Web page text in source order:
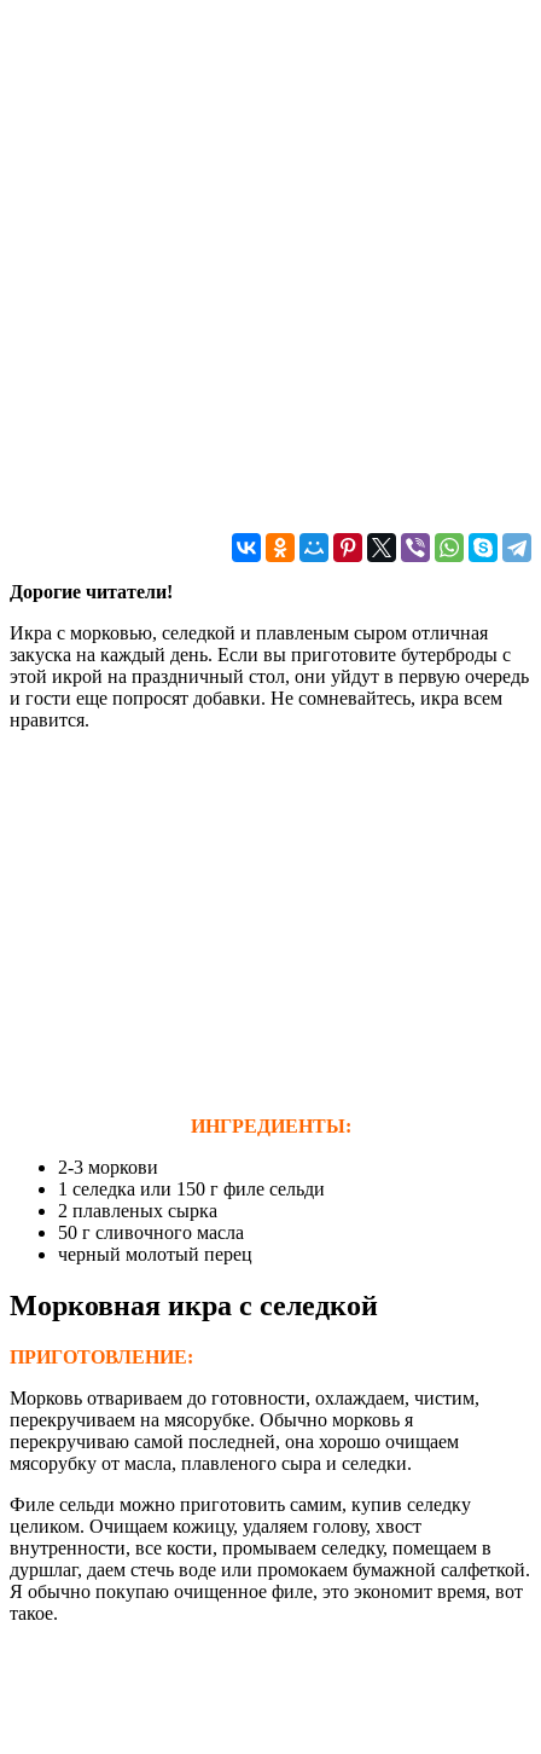
Дорогие читатели!
Икра с морковью, селедкой и плавленым сыром отличная
закуска на каждый день. Если вы приготовите бутерброды с
этой икрой на праздничный стол, они уйдут в первую очередь
и гости еще попросят добавки. Не сомневайтесь, икра всем
нравится.
ИНГРЕДИЕНТЫ:
2-3 моркови
1 селедка или 150 г филе сельди
2 плавленых сырка
50 г сливочного масла
черный молотый перец
Морковная икра с селедкой
ПРИГОТОВЛЕНИЕ:
Морковь отвариваем до готовности, охлаждаем, чистим,
перекручиваем на мясорубке. Обычно морковь я
перекручиваю самой последней, она хорошо очищаем
мясорубку от масла, плавленого сыра и селедки.
Филе сельди можно приготовить самим, купив селедку
целиком. Очищаем кожицу, удаляем голову, хвост
внутренности, все кости, промываем селедку, помещаем в
дуршлаг, даем стечь воде или промокаем бумажной салфеткой.
Я обычно покупаю очищенное филе, это экономит время, вот
такое.